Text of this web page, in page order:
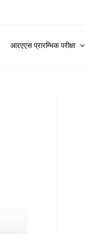
आरएएस प्रारम्भिक परीक्षा